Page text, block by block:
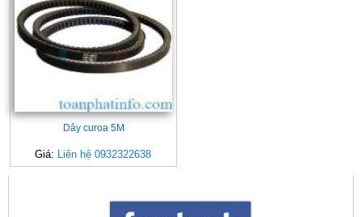
Dây curoa 5M
Giá: Liên hệ 0932322638